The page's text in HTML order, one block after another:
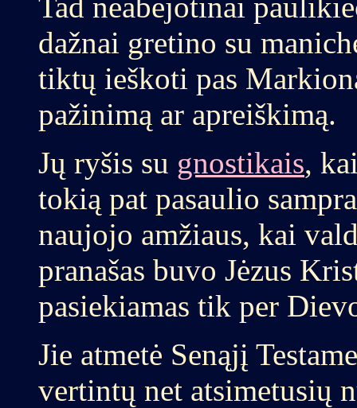
dažnai gretino su
tiktų ieškoti pas
pažinimą ar apreiškimą.
Jų ryšis su gnostikais,
tokią pat pasaulio
naujojo amžiaus, kai
pranašas buvo Jėzus
pasiekiamas tik per
Jie atmetė Senąjį
vertintų net atsimetusių